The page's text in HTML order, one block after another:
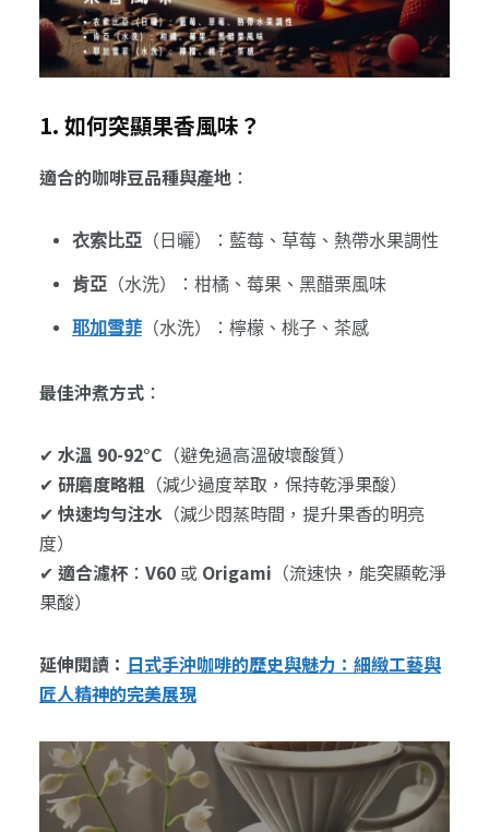
1. 如何突顯果香風味？
適合的咖啡豆品種與產地：
衣索比亞（日曬）：藍莓、草莓、熱帶水果調性
肯亞（水洗）：柑橘、莓果、黑醋栗風味
耶加雪菲（水洗）：檸檬、桃子、茶感
最佳沖煮方式：
✔ 水溫 90-92°C （避免過高溫破壞酸質）
✔ 研磨度略粗（減少過度萃取，保持乾淨果酸）
✔ 快速均勻注水（減少悶蒸時間，提升果香的明亮
度）
✔ 適合濾杯： V60或 Origami （流速快，能突顯乾淨
果酸）
延伸閱讀： 日式手沖咖啡的歷史與魅力：細緻工藝與
匠人精神的完美展現